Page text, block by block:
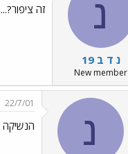
נ
נ ד ב 19
New member
זה
נ
22/7/01